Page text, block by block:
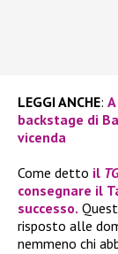
LEGGI ANCHE:
backstage di
vicenda
Come detto il
consegnare il
successo.
risposto alle
nemmeno chi